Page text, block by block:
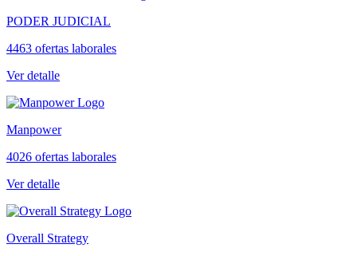
PODER JUDICIAL
4463 ofertas laborales
Ver detalle
Manpower
4026 ofertas laborales
Ver detalle
Overall Strategy